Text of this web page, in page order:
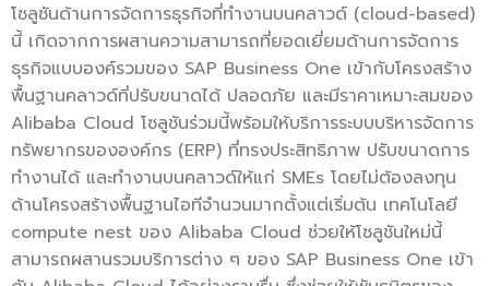
โซลูชันด้านการจัดการธุรกิจที่ทำงานบนคลาวด์ (cloud-based)
นี้ เกิดจากการผสานความสามารถที่ยอดเยี่ยมด้านการจัดการ
ธุรกิจแบบองค์รวมของ SAP Business One เข้ากับโครงสร้าง
พื้นฐานคลาวด์ที่ปรับขนาดได้ ปลอดภัย และมีราคาเหมาะสมของ
Alibaba Cloud โซลูชันร่วมนี้พร้อมให้บริการระบบบริหารจัดการ
ทรัพยากรขององค์กร (ERP) ที่ทรงประสิทธิภาพ ปรับขนาดการ
ทำงานได้ และทำงานบนคลาวด์ให้แก่ SMEs โดยไม่ต้องลงทุน
ด้านโครงสร้างพื้นฐานไอทีจำนวนมากตั้งแต่เริ่มต้น เทคโนโลยี
compute nest ของ Alibaba Cloud ช่วยให้โซลูชันใหม่นี้
สามารถผสานรวมบริการต่าง ๆ ของ SAP Business One เข้า